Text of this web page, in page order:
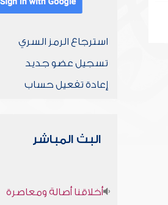
استرجاع الرمز السري
تسجيل عضو جديد
إعادة تفعيل حساب
البث المباشر
أخلاقنا أصالة ومعاصرة